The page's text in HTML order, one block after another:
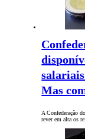
Mas
A Confederação
rever em alta os